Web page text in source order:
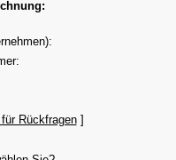
für Rückfragen]